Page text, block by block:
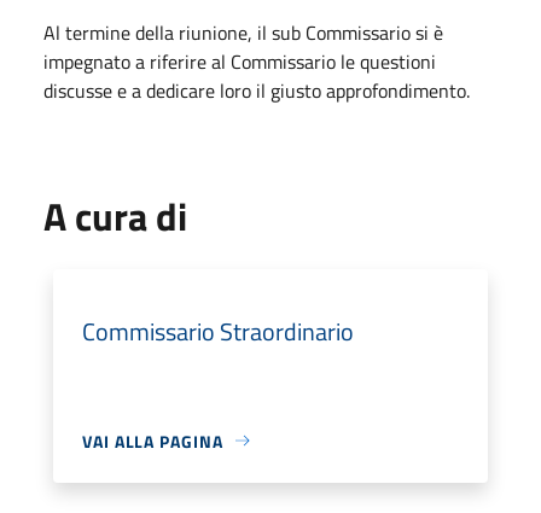
Al termine della riunione, il sub Commissario si è
impegnato a riferire al Commissario le questioni
discusse e a dedicare loro il giusto approfondimento.
A cura di
Commissario Straordinario
VAI ALLA PAGINA